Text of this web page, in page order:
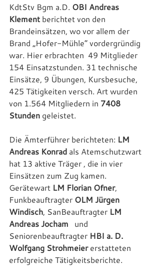
KdtStv Bgm a.D. OBI Andreas
Klement berichtet von den
Brandeinsätzen, wo vor allem der
Brand „Hofer-Mühle“ vordergründig
war. Hier erbrachten  49 Mitglieder
154 Einsatzstunden. 31 technische
Einsätze, 9 Übungen, Kursbesuche,
425 Tätigkeiten versch. Art wurden
von 1.564 Mitgliedern in 7408
Stunden geleistet.
Die Ämterführer berichteten: LM
Andreas Konrad als Atemschutzwart
hat 13 aktive Träger , die in vier
Einsätzen zum Zug kamen.
Gerätewart LM Florian Ofner,
Funkbeauftragter OLM Jürgen
Windisch, SanBeauftragter LM
Andreas Jocham und
Seniorenbeauftragter HBI a. D.
Wolfgang Strohmeier erstatteten
erfolgreiche Tätigkeitsberichte.